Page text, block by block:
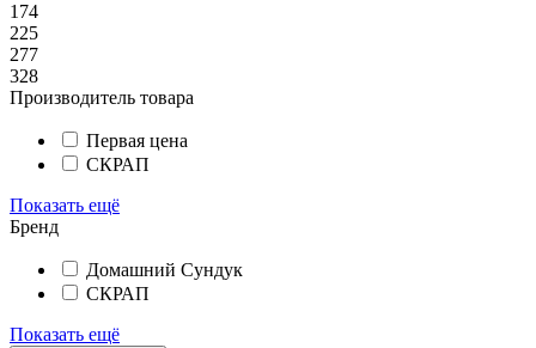
174
225
277
328
Производитель товара
Первая цена
СКРАП
Показать ещё
Бренд
Домашний Сундук
СКРАП
Показать ещё